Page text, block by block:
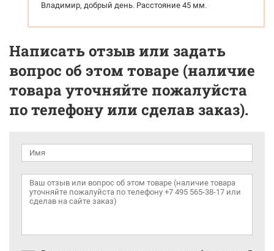
Владимир, добрый день. Расстояние 45 мм.
Написать отзыв или задать
вопрос об этом товаре (наличие
товара уточняйте пожалуйста
по телефону или сделав заказ).